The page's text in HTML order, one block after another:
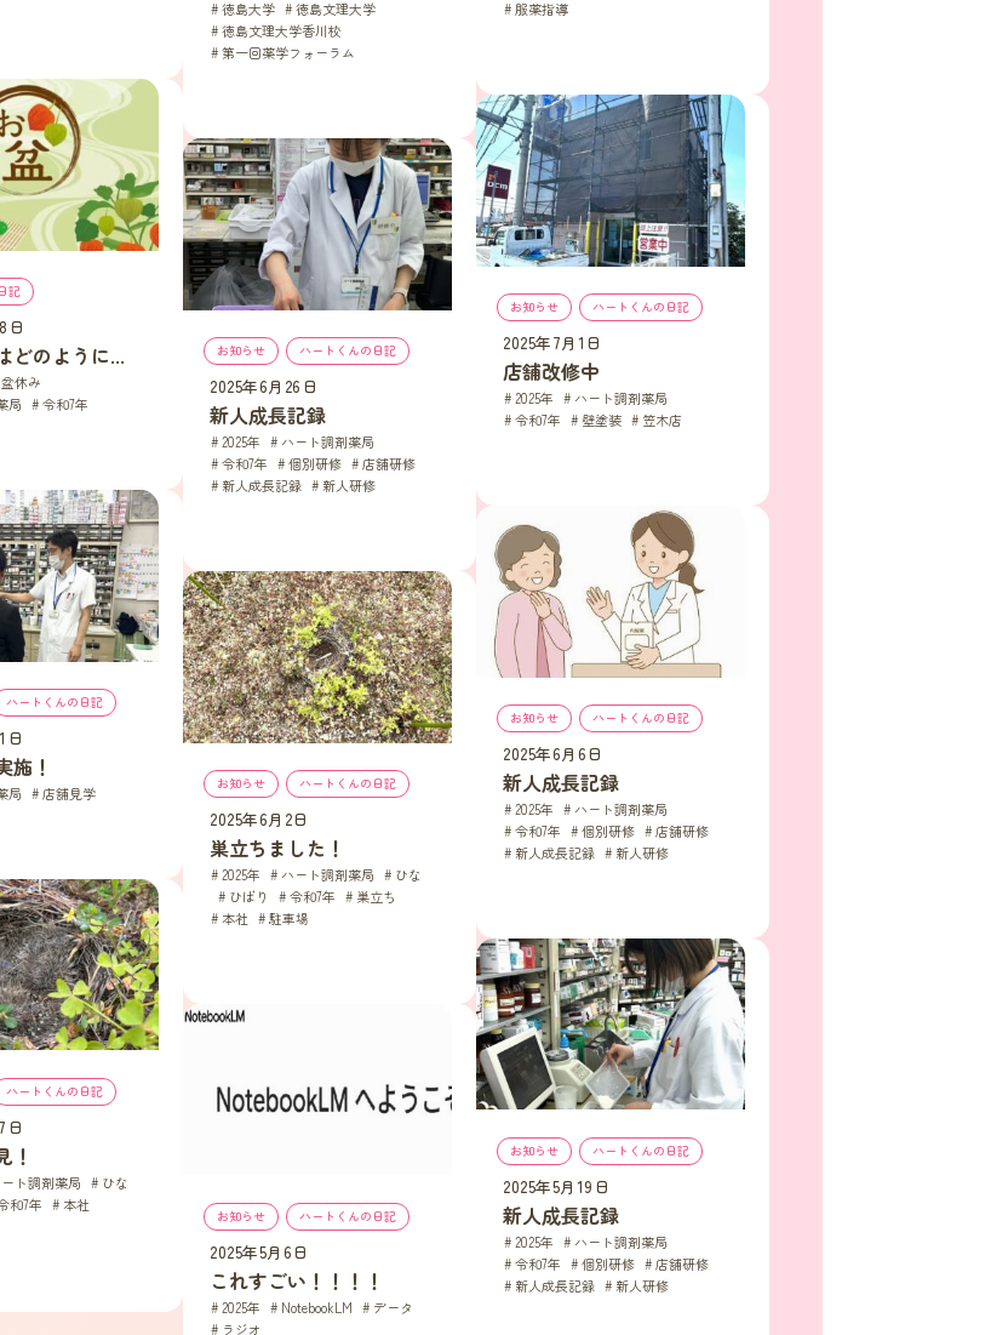
徳島大学
徳島文理大学
徳島文理大学香川校
第一回薬学フォーラム
服薬指導
記
日
どのように...
休み
局
令和7年
お知らせ , ハートくんの日記
2025年7月1日
店舗改修中
2025年 ハート調剤薬局
令和7年
壁塗装 笠木店
お知らせ , ハートくんの日記
2025年6月26日
新人成長記録
2025年 ハート調剤薬局
令和7年
個別研修 店舗研修
新人成長記録
新人研修
ハートくんの日記
日
施！
局 店舗見学
お知らせ , ハートくんの日記
2025年6月6日
新人成長記録
2025年 ハート調剤薬局
令和7年
個別研修 店舗研修
新人成長記録
新人研修
お知らせ , ハートくんの日記
2025年6月2日
巣立ちました！
2025年 ハート調剤薬局
ひな
ひばり 令和7年 巣立ち
本社
駐車場
ハートくんの日記
日
！
ト調剤薬局
ひな
和7年 本社
お知らせ , ハートくんの日記
2025年5月19日
新人成長記録
2025年 ハート調剤薬局
令和7年
個別研修 店舗研修
新人成長記録
新人研修
お知らせ , ハートくんの日記
2025年5月6日
これすごい！！！！
2025年 NotebookLM データ
ラジオ